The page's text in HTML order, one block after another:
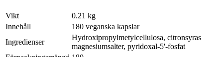
Vikt
0.21 kg
Innehåll
180 veganska kapslar
Ingredienser
Hydroxipropylmetylcellulosa, citronsyras
magnesiumsalter, pyridoxal-5'-fosfat